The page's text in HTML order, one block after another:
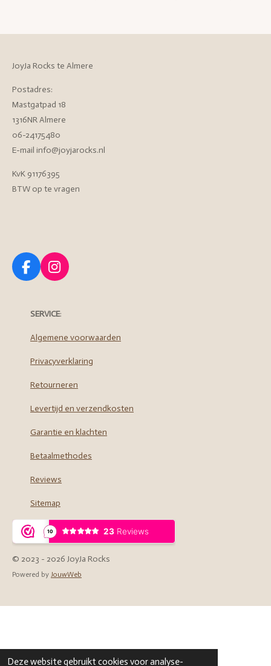
Deze website gebruikt cookies voor analyse-
JoyJa Rocks te Almere
Postadres:
Mastgatpad 18
1316NR Almere
06-24175480
E-mail info@joyjarocks.nl
KvK 91176395
BTW op te vragen
F
a
e
o
k
I
n
t
g
a
SERVICE:
Algemene voorwaarden
Privacyverklaring
Retourneren
Levertijd en verzendkosten
Garantie en klachten
Betaalmethodes
Reviews
Sitemap
© 2023 - 2026 JoyJa Rocks
Powered by JouwWeb